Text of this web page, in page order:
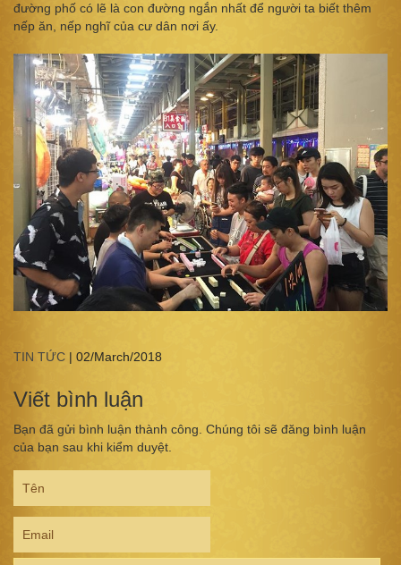
đường phố có lẽ là con đường ngắn nhất để người ta biết thêm
nếp ăn, nếp nghĩ của cư dân nơi ấy.
TIN TỨC | 02/March/2018
Viết bình luận
Bạn đã gửi bình luận thành công. Chúng tôi sẽ đăng bình luận
của bạn sau khi kiểm duyệt.